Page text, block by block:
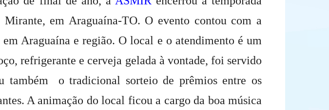
da
Reserva,
em Araguaína-TO. O evento contou com a
Araguaína e região. O local e o atendimento é um
refrigerante e cerveja gelada à vontade, foi servido
também o tradicional sorteio de prêmios entre os
A animação do local ficou a cargo da boa música